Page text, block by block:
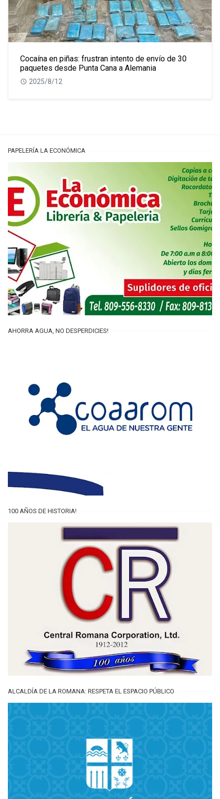
Cocaína en piñas: frustran intento de envío de 30
paquetes desde Punta Cana a Alemania
2025/8/12
PAPELERÍA LA ECONÓMICA
AHORRA AGUA, NO DESPERDICIES!
100 AÑOS DE HISTORIA!
ALCALDÍA DE LA ROMANA: RESPETA EL ESPACIO PÚBLICO